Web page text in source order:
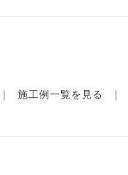
施工例一覧を見る